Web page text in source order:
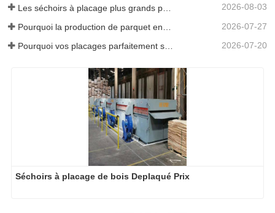
2026-08-03
2026-07-27
2026-07-20
Séchoirs à placage de bois Deplaqué Prix